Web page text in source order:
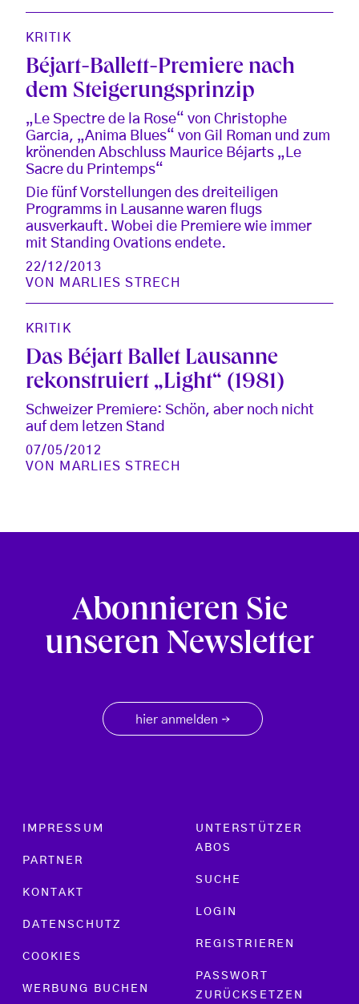
KRITIK
Béjart-Ballett-Premiere nach
dem Steigerungsprinzip
„Le Spectre de la Rose“ von Christophe
Garcia, „Anima Blues“ von Gil Roman und zum
krönenden Abschluss Maurice Béjarts „Le
Sacre du Printemps“
Die fünf Vorstellungen des dreiteiligen
Programms in Lausanne waren flugs
ausverkauft. Wobei die Premiere wie immer
mit Standing Ovations endete.
22/12/2013
VON MARLIES STRECH
KRITIK
Das Béjart Ballet Lausanne
rekonstruiert „Light“ (1981)
Schweizer Premiere: Schön, aber noch nicht
auf dem letzen Stand
07/05/2012
VON MARLIES STRECH
Abonnieren Sie
unseren Newsletter
hier anmelden →
Footer menu
IMPRESSUM
PARTNER
KONTAKT
DATENSCHUTZ
COOKIES
WERBUNG BUCHEN
UNTERSTÜTZER
ABOS
SUCHE
LOGIN
REGISTRIEREN
PASSWORT
ZURÜCKSETZEN